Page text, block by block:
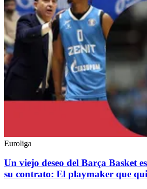
Euroliga
Un viejo deseo del Barça Basket
su contrato: El playmaker que